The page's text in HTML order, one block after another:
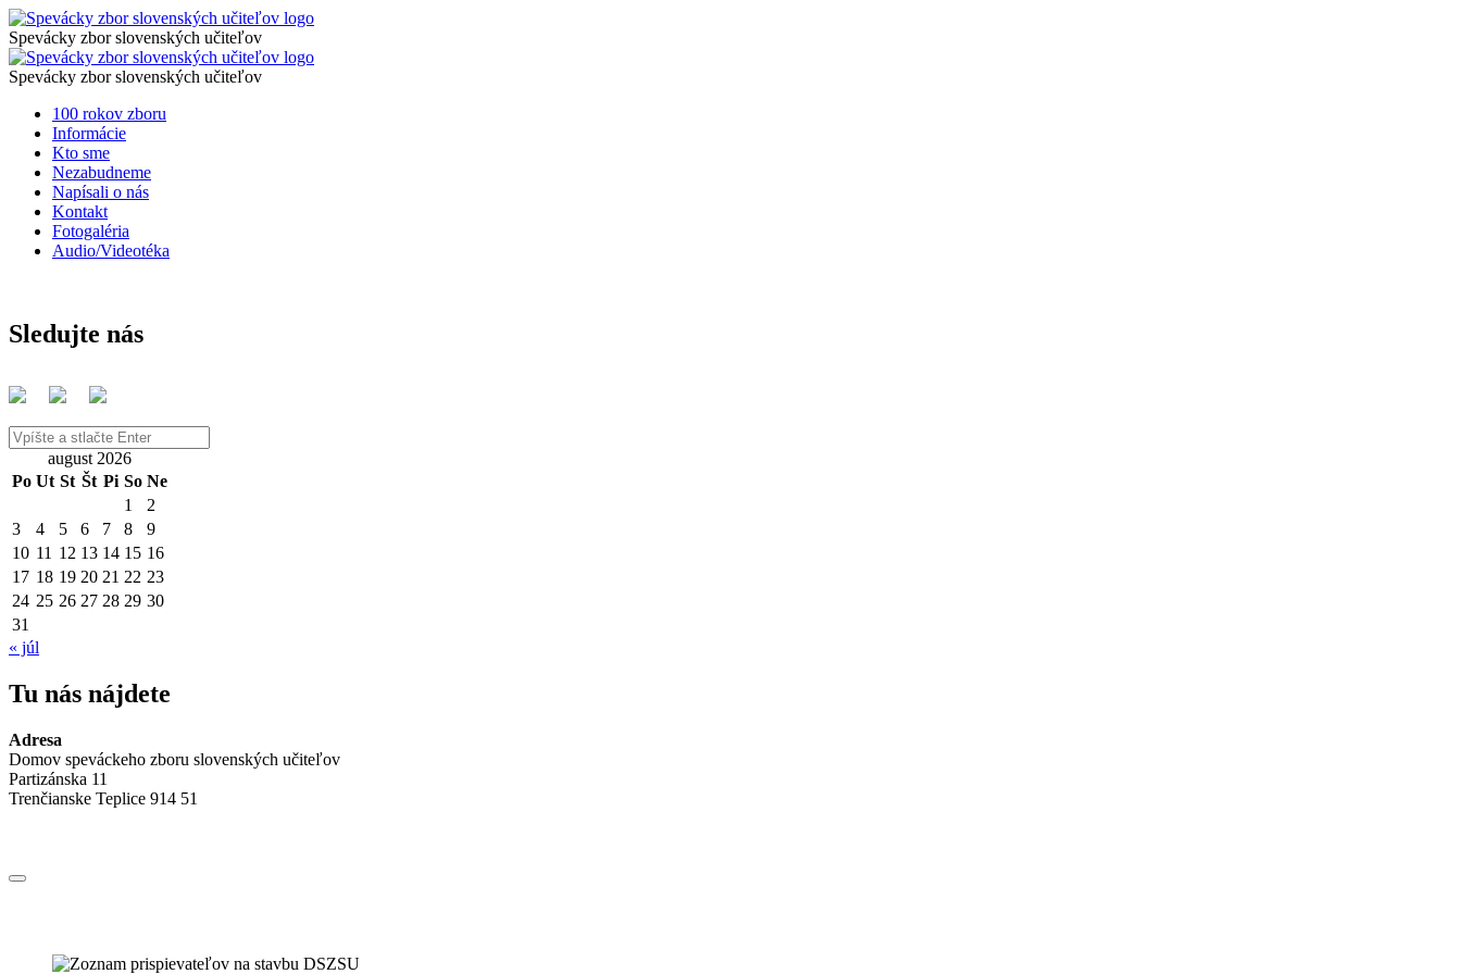
Zoznam
prispievateľov
na
stavbu
DSZSU
Spevácky
zbor
slovenských
Spevácky
slovenských
Spevácky zbor slovenských učiteľov
Zoznam
prispievateľov
stavbu
DSZSU
Spevácky
zbor
učiteľov
Spevácky
Spevácky zbor slovenských učiteľov
Preskočiť
obsah
100 rokov zboru
Informácie
Kto sme
Nezabudneme
Napísali o nás
Kontakt
Fotogaléria
Audio/Videotéka
Sledujte nás
Vyhľadávanie
august 2026
Po Ut St Št Pi So Ne
1
2
3
4 5 6 7 8
9
10 11 12 13 14 15 16
17 18 19 20 21 22 23
24 25 26 27 28 29 30
31
« júl
Tu nás nájdete
Adresa
Domov speváckeho zboru slovenských učiteľov
Partizánska 11
Trenčianske Teplice 914 51
Jedálny